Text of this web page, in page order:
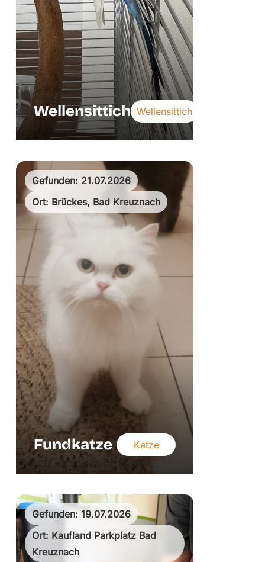
Wellensittich Wellensittich
Gefunden: 21.07.2026
Ort: Brückes, Bad Kreuznach
Fundkatze Katze
Gefunden: 19.07.2026
Ort: Kaufland Parkplatz Bad
Kreuznach